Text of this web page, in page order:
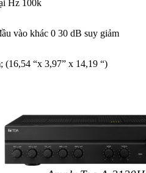
Hz 100k
vào khác 0 30 dB suy giảm
“x 3,97” x 14,19 “)